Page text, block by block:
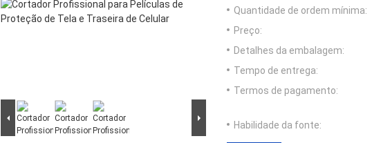
Quantidade de ordem mínima:
Preço:
Detalhes da embalagem:
Tempo de entrega:
Termos de pagamento:
Habilidade da fonte: